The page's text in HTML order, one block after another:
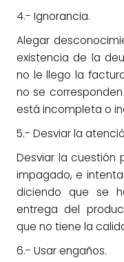
4.- Ignorancia.
Alegar
existencia de la
no le llego la
no se
está incompleta o
5.- Desviar la
Desviar la cuestión
impagado, e
diciendo que se
entrega del
que no tiene la
6.- Usar engaños.